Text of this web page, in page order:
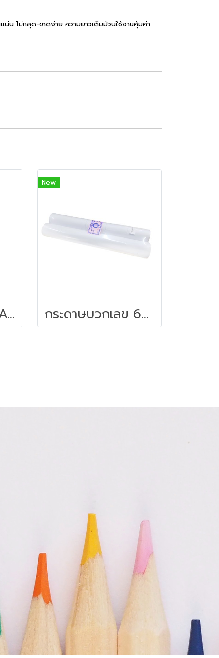
น ไม่หลุด-ขาดง่าย ความยาวเต็มม้วนใช้งานคุ้มค่า
STICKY NOTE PAGE MARK FILMINDEX (OPP)
New
กระดาษบวกเลข 60แกรม 10 ม้วน/cแพ็ค ซากุระ 3 นิ้ว